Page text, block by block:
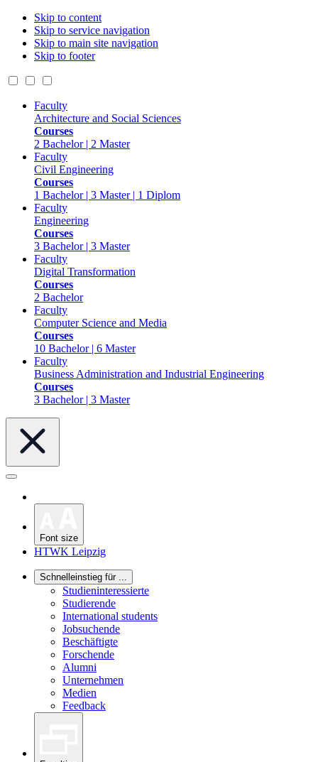
Skip to content
Skip to service navigation
Skip to main site navigation
Skip to footer
Faculty
Architecture and Social Sciences
Courses
2 Bachelor | 2 Master
Faculty
Civil Engineering
Courses
1 Bachelor | 3 Master | 1 Diplom
Faculty
Engineering
Courses
3 Bachelor | 3 Master
Faculty
Digital Transformation
Courses
2 Bachelor
Faculty
Computer Science and Media
Courses
10 Bachelor | 6 Master
Faculty
Business Administration and Industrial Engineering
Courses
3 Bachelor | 3 Master
Font size
HTWK Leipzig
Schnelleinstieg für ...
Studieninteressierte
Studierende
International students
Jobsuchende
Beschäftigte
Forschende
Alumni
Unternehmen
Medien
Feedback